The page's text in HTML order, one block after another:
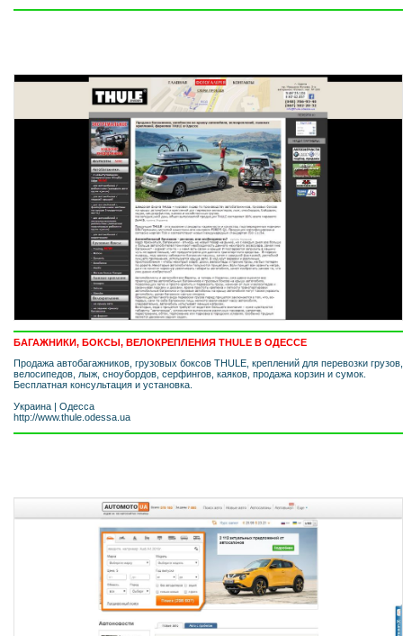
БАГАЖНИКИ, БОКСЫ, ВЕЛОКРЕПЛЕНИЯ THULE В ОДЕССЕ
Продажа автобагажников, грузовых боксов THULE, креплений для перевозки грузов,
велосипедов, лыж, сноубордов, серфингов, каяков, продажа корзин и сумок.
Бесплатная консультация и установка.
Украина | Одесса
http://www.thule.odessa.ua